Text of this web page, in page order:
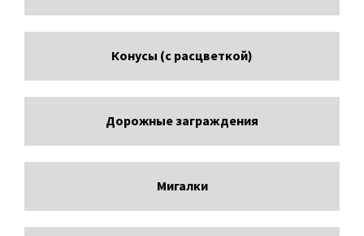
Конусы (с расцветкой)
Дорожные заграждения
Мигалки